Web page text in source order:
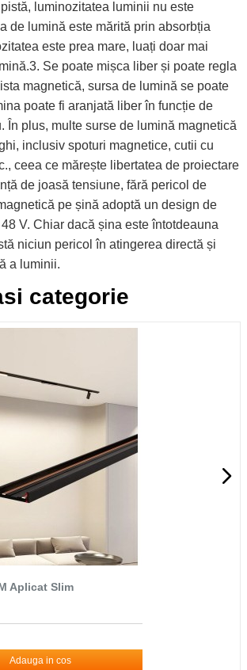
luminozitatea luminii nu este
de lumină este mărită prin absorbția
este prea mare, luați doar mai
Se poate mișca liber și poate regla
magnetică, sursa de lumină se poate
poate fi aranjată liber în funcție de
În plus, multe surse de lumină magnetică
inclusiv spoturi magnetice, cutii cu
ceea ce mărește libertatea de proiectare
de joasă tensiune, fără pericol de
pe șină adoptă un design de
V. Chiar dacă șina este întotdeauna
niciun pericol în atingerea directă și
a luminii.
categorie
Aplicat Slim
Adauga in cos